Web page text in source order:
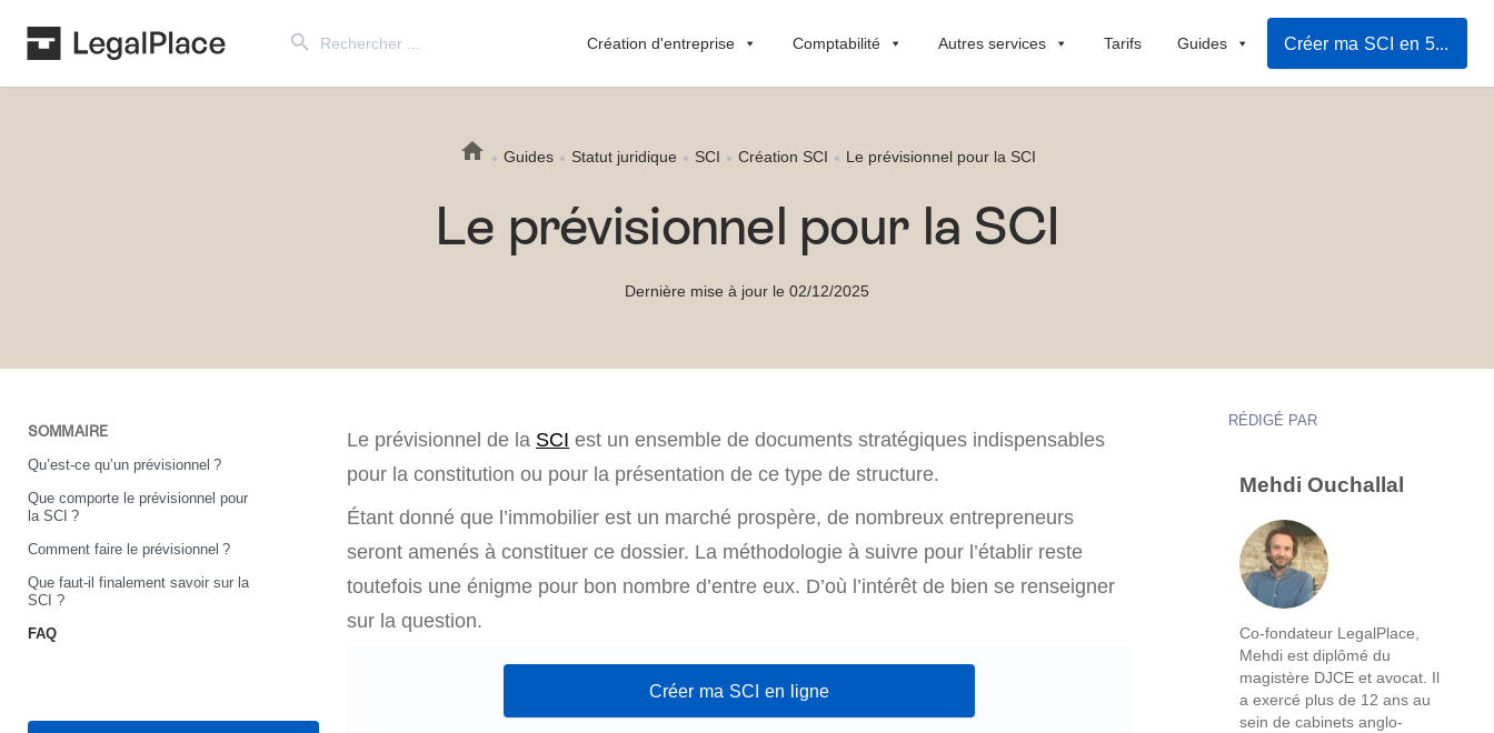
for:
Création d'entreprise Comptabilité Autres services Tarifs Guides Créer ma SCI en 5mn
Guides Statut juridique SCI Création SCI Le prévisionnel pour la SCI
Le prévisionnel pour la SCI
Dernière mise à jour le 02/12/2025
SOMMAIRE
Qu’est-ce qu’un prévisionnel ?
Que comporte le prévisionnel pour
la SCI ?
Comment faire le prévisionnel ?
Que faut-il finalement savoir sur la
SCI ?
FAQ
Le prévisionnel de la SCI est un ensemble de documents stratégiques indispensables
pour la constitution ou pour la présentation de ce type de structure.
Étant donné que l’immobilier est un marché prospère, de nombreux entrepreneurs
seront amenés à constituer ce dossier. La méthodologie à suivre pour l’établir reste
toutefois une énigme pour bon nombre d’entre eux. D’où l’intérêt de bien se renseigner
sur la question.
Créer ma SCI en ligne
RÉDIGÉ PAR
Mehdi Ouchallal
Co-fondateur LegalPlace,
Mehdi est diplômé du
magistère DJCE et avocat. Il
a exercé plus de 12 ans au
sein de cabinets anglo-